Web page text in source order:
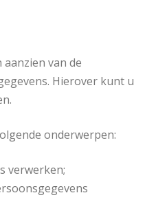
van de
Hierover kunt u
onderwerpen:
verwerken;